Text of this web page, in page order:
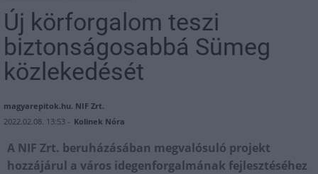
Új körforgalom teszi
biztonságosabbá Sümeg
közlekedését
magyarepitok.hu. NIF Zrt.
2022.02.08. 13:53 - Kolinek Nóra
A NIF Zrt. beruházásában megvalósuló projekt
hozzájárul a város idegenforgalmának fejlesztéséhez